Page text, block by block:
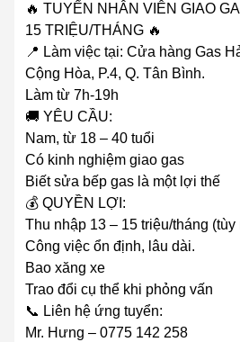
🔥 TUYỂN NHÂN VIÊN GIAO
15 TRIỆU/THÁNG 🔥
📍 Làm việc tại: Cửa hàng Gas
Cộng Hòa, P.4, Q. Tân Bình.
Làm từ 7h-19h
🚚 YÊU CẦU:
Nam, từ 18 – 40 tuổi
Có kinh nghiệm giao gas
Biết sửa bếp gas là một lợi thế
💰 QUYỀN LỢI:
Thu nhập 13 – 15 triệu/tháng
Công việc ổn định, lâu dài.
Bao xăng xe
Trao đổi cụ thể khi phỏng vấn
📞 Liên hệ ứng tuyển:
Mr. Hưng – 0775 142 258